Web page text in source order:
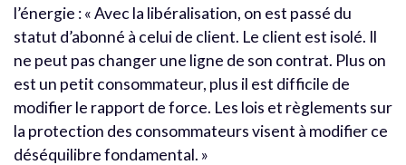
l’énergie : « Avec la libéralisation, on est passé du
statut d’abonné à celui de client. Le client est isolé. Il
ne peut pas changer une ligne de son contrat. Plus on
est un petit consommateur, plus il est difficile de
modifier le rapport de force. Les lois et règlements sur
la protection des consommateurs visent à modifier ce
déséquilibre fondamental. »